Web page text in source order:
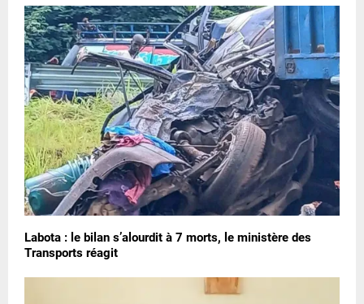
Labota : le bilan s’alourdit à 7 morts, le ministère des
Transports réagit